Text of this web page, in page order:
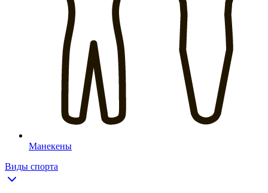
Манекены
Виды спорта